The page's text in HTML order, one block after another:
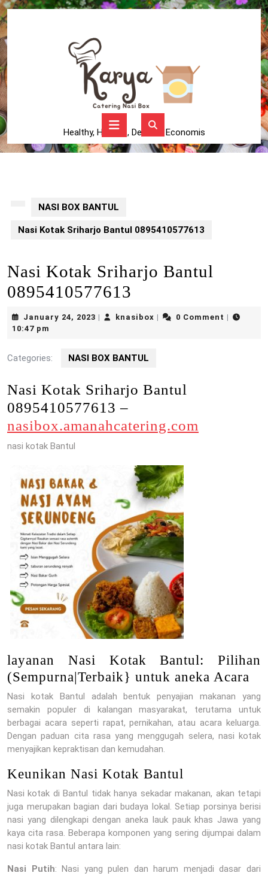
Skip
to
content
Healthy, Higienis, Delicius, Economis
Button
NASI BOX BANTUL
Nasi Kotak Sriharjo Bantul 0895410577613
Nasi Kotak Sriharjo Bantul
0895410577613
January 24, 2023 Januaryknasibox knasibox0 Comment
10:47 pm
Categories: NASI BOX BANTUL
Nasi Kotak Sriharjo Bantul
0895410577613 –
nasibox.amanahcatering.com
nasi kotak Bantul
layanan Nasi Kotak Bantul: Pilihan
(Sempurna|Terbaik} untuk aneka Acara
Nasi kotak Bantul adalah bentuk penyajian makanan yang
semakin populer di kalangan masyarakat, terutama untuk
berbagai acara seperti rapat, pernikahan, atau acara keluarga.
Dengan paduan cita rasa yang menggugah selera, nasi kotak
menyajikan kepraktisan dan kemudahan.
Keunikan Nasi Kotak Bantul
Nasi kotak di Bantul tidak hanya sekadar makanan, akan tetapi
juga merupakan bagian dari budaya lokal. Setiap porsinya berisi
nasi yang dilengkapi dengan aneka lauk pauk khas Jawa yang
kaya cita rasa. Beberapa komponen yang sering dijumpai dalam
nasi kotak Bantul antara lain:
Nasi Putih: Nasi yang pulen dan harum menjadi dasar dari